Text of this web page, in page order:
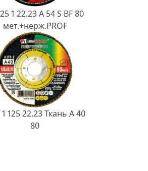
1 22.23 A 54 S BF 80
мет.+нерж.PROF
125 22.23 Ткань A 40
80